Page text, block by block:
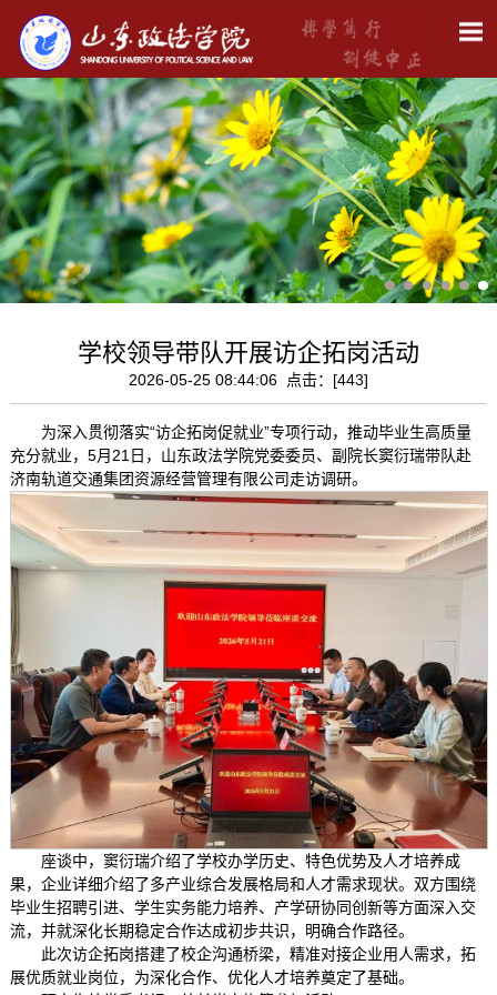
学校领导带队开展访企拓岗活动
2026-05-25 08:44:06 点击：[443]
为深入贯彻落实“访企拓岗促就业”专项行动，推动毕业生高质量
充分就业，5月21日，山东政法学院党委委员、副院长窦衍瑞带队赴
济南轨道交通集团资源经营管理有限公司走访调研。
座谈中，窦衍瑞介绍了学校办学历史、特色优势及人才培养成
果，企业详细介绍了多产业综合发展格局和人才需求现状。双方围绕
毕业生招聘引进、学生实务能力培养、产学研协同创新等方面深入交
流，并就深化长期稳定合作达成初步共识，明确合作路径。
此次访企拓岗搭建了校企沟通桥梁，精准对接企业用人需求，拓
展优质就业岗位，为深化合作、优化人才培养奠定了基础。